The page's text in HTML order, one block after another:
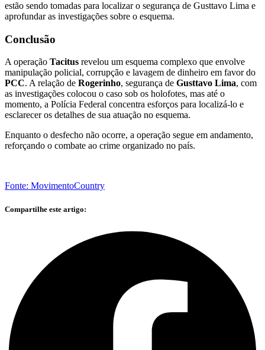
estão sendo tomadas para localizar o segurança de Gusttavo Lima e
aprofundar as investigações sobre o esquema.
Conclusão
A operação Tacitus revelou um esquema complexo que envolve
manipulação policial, corrupção e lavagem de dinheiro em favor do
PCC. A relação de Rogerinho, segurança de Gusttavo Lima, com
as investigações colocou o caso sob os holofotes, mas até o
momento, a Polícia Federal concentra esforços para localizá-lo e
esclarecer os detalhes de sua atuação no esquema.
Enquanto o desfecho não ocorre, a operação segue em andamento,
reforçando o combate ao crime organizado no país.
Fonte: MovimentoCountry
Compartilhe este artigo: